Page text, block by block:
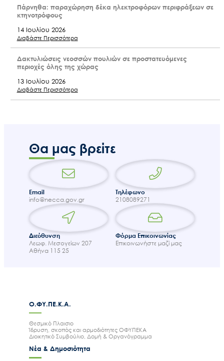
Πάρνηθα: παραχώρηση δέκα ηλεκτροφόρων περιφράξεων σε
κτηνοτρόφους
14 Ιουλίου 2026
Διαβάστε Περισσότερα
Δακτυλιώσεις νεοσσών πουλιών σε προστατευόμενες
περιοχές όλης της χώρας
13 Ιουλίου 2026
Διαβάστε Περισσότερα
Θα μας βρείτε
Email
info@necca.gov.gr
Τηλέφωνο
2108089271
Διεύθυνση
Λεωφ. Μεσογείων 207
Αθήνα 115 25
Φόρμα Επικοινωνίας
Επικοινωνήστε μαζί μας
Ο.ΦΥ.ΠΕ.Κ.Α.
Θεσμικό Πλαισιο
Ίδρυση, σκοπός και αρμοδιότητες ΟΦΥΠΕΚΑ
Διοικητικό Συμβούλιο, Δομή & Οργανόγραμμα
Νέα & Δημοσιότητα